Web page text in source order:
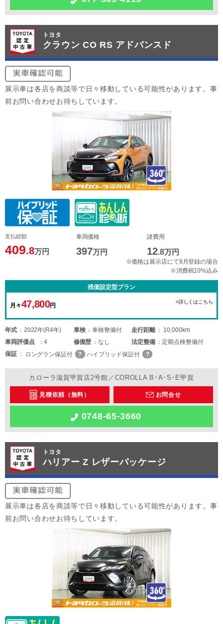
トヨタ
クラウン CO RS アドバンスド
展示車は各店を商談等で日々移動している可能性があります。事
前お問い合わせお待ちしています。
支払総額
409.8万円
車両価格
397万円
諸費用
12.8万円
※価格は展示店にて8月登録の場合
※消費税10%込み
残価設定型プラン
月々47,800円
>詳しくはこちら
年式 2022年(R4年) 車検 車検整備付 走行距離
10,000km
車両評価点 4 修復歴 なし 法定整備
定期点検整備付
保証
ロングラン保証付 ハイブリッド保証付
カローラ滋賀甲賀店2号館／COROLLA B･A･S･E甲賀
見積依頼（無料） お問合せ
0748-65-3660
トヨタ
ハリアー Z レザーパッケージ
展示車は各店を商談等で日々移動している可能性があります。事
前お問い合わせお待ちしています。